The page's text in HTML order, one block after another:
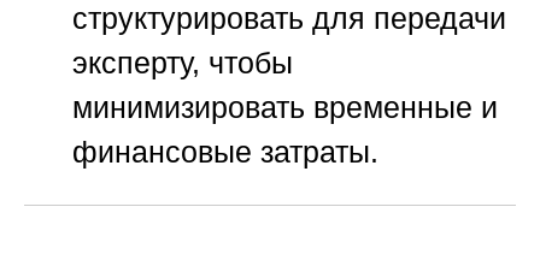
структурировать для передачи
эксперту, чтобы
минимизировать временные и
финансовые затраты.